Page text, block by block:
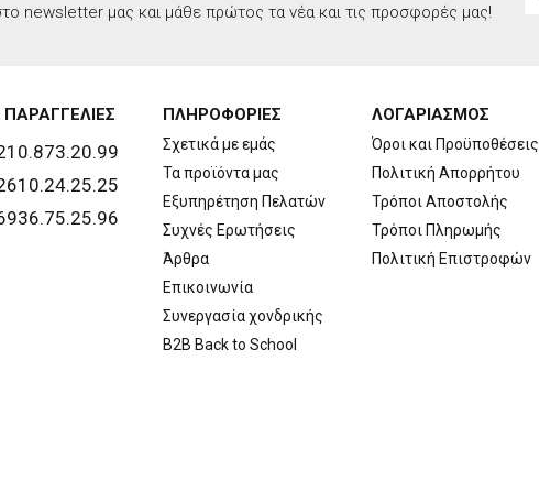
newsletter μας και μάθε πρώτος τα νέα και τις προσφορές μας!
ΠΛΗΡΟΦΟΡΙΕΣ
Σχετικά με εμάς
Τα προϊόντα μας
Εξυπηρέτηση Πελατών
Συχνές Ερωτήσεις
Άρθρα
Επικοινωνία
Συνεργασία χονδρικής
B2B Back to School
ΛΟΓΑΡΙΑΣΜΟΣ
Όροι και Προϋποθέσεις
Πολιτική Απορρήτου
Τρόποι Αποστολής
Τρόποι Πληρωμής
Πολιτική Επιστροφών